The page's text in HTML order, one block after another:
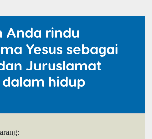
Anda rindu
Yesus sebagai
Juruslamat
hidup